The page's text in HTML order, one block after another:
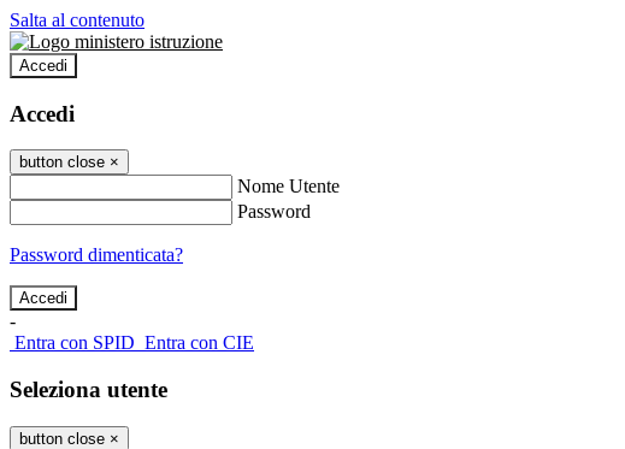
Salta al contenuto
Accedi
Accedi
button close ×
Nome Utente
Password
Password dimenticata?
-
Entra con SPID Entra con CIE
Seleziona utente
button close ×